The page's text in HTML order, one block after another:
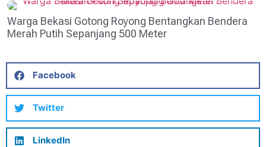
Warga Bekasi Gotong Royong Bentangkan Bendera
Merah Putih Sepanjang 500 Meter
Facebook
Twitter
LinkedIn